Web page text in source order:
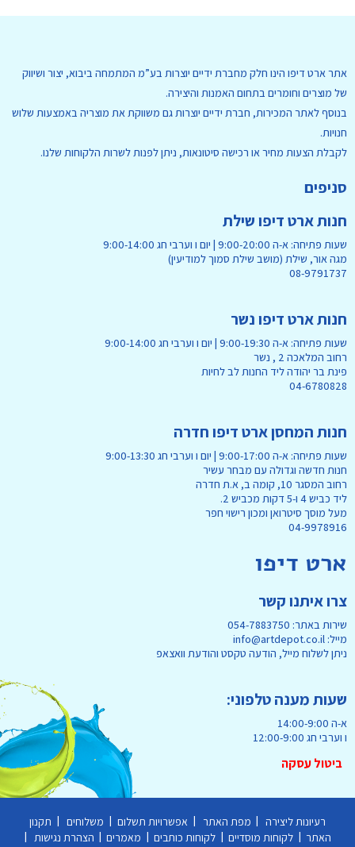
אתר ארט דיפו הינו חלק מחברת ידיים יוצרות בע”מ המתמחה ביבוא, יצור ושיווק
של מוצרים וחומרים בתחום האמנות והיצירה.
בנוסף לאתר המכירות, חברת ידיים יוצרות גם משווקת את מוצריה באמצעות שלוש
חנויות.
לקבלת הצעות מחיר או רכישה סיטונאות, ניתן לפנות לשרות הלקוחות שלנו.
סניפים
חנות ארט דיפו שילת
שעות פתיחה: א-ה 9:00-20:00 | יום ו וערבי חג 9:00-14:00
מגה אור, שילת (מושב שילת סמוך למודיעין)
08-9791737
חנות ארט דיפו נשר
שעות פתיחה: א-ה 9:00-19:30 | יום ו וערבי חג 9:00-14:00
רחוב המלאכה 2 , נשר
פינת בר יהודה ליד החנות לב לחיות
04-6780828
חנות המחסן ארט דיפו חדרה
שעות פתיחה: א-ה 9:00-17:00 | יום ו וערבי חג 9:00-13:30
חנות חדשה וגדולה עם מבחר עשיר
רחוב המסגר 10, קומה ב, א.ת חדרה
ליד כביש 4 ו-5 דקות מכביש 2.
מעל מוסך סיטרואן ומכון רישוי חפר
04-9978916
ארט דיפו
צרו איתנו קשר
שירות באתר: 054-7883750
מייל: info@artdepot.co.il
ניתן לשלוח מייל, הודעה טקסט והודעת וואצאפ
שעות מענה טלפוני:
א-ה 14:00-9:00
ו וערבי חג 12:00-9:00
ביטול עסקה
רעיונות ליצירה | מפת האתר | אפשרויות תשלום | משלוחים | תקנון
האתר | לקוחות מוסדיים | לקוחות כותבים | מאמרים | הצהרת נגישות |